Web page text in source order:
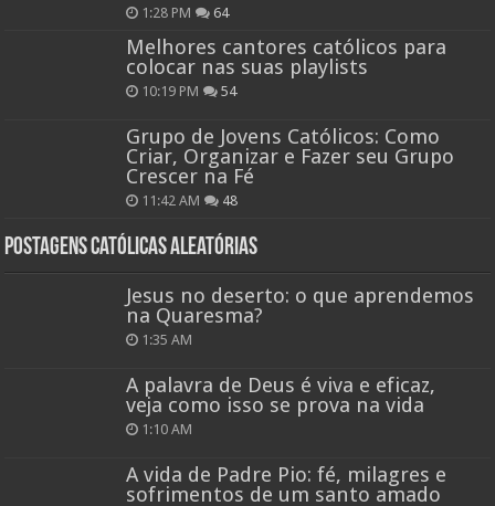
1:28 PM 64
Melhores cantores católicos para
colocar nas suas playlists
10:19 PM 54
Grupo de Jovens Católicos: Como
Criar, Organizar e Fazer seu Grupo
Crescer na Fé
11:42 AM 48
Postagens católicas aleatórias
Jesus no deserto: o que aprendemos
na Quaresma?
1:35 AM
A palavra de Deus é viva e eficaz,
veja como isso se prova na vida
1:10 AM
A vida de Padre Pio: fé, milagres e
sofrimentos de um santo amado